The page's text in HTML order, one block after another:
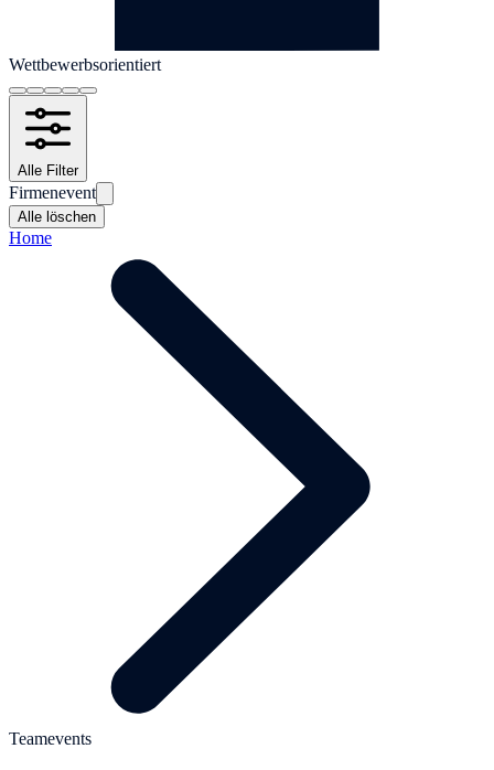
Wettbewerbsorientiert
Alle Filter
Firmenevent
Alle löschen
Home
Teamevents